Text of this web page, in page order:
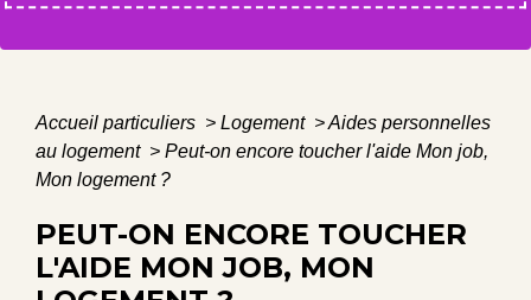
Accueil particuliers > Logement >Aides personnelles
au logement > Peut-on encore toucher l'aide Mon job,
Mon logement ?
PEUT-ON ENCORE TOUCHER
L'AIDE MON JOB, MON